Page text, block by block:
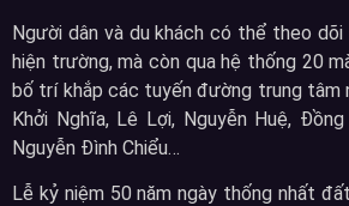
Người dân và du khách có thể theo
hiện trường, mà còn qua hệ thống 20
bố trí khắp các tuyến đường trung tâm
Khởi Nghĩa, Lê Lợi, Nguyễn Huệ,
Nguyễn Đình Chiểu…
Lễ kỷ niệm 50 năm ngày thống nhất